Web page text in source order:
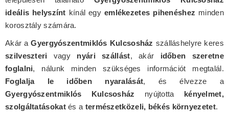
ideális helyszínt kínál egy emlékezetes pihenéshez minden
korosztály számára.
Akár aGyergyószentmiklós Kulcsosház szálláshelyre keres
szilveszteri vagy nyári szállást, akár időben szeretne
foglalni, nálunk minden szükséges információt megtalál.
Foglalja le időben nyaralását, és élvezze a
Gyergyószentmiklós Kulcsosház
nyújtotta kényelmet,
szolgáltatásokatés a természetközeli, békés környezetet.